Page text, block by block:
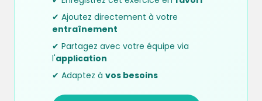
✔ Ajoutez directement à votre
entraînement
✔ Partagez avec votre équipe via
l'application
✔ Adaptez à vos besoins